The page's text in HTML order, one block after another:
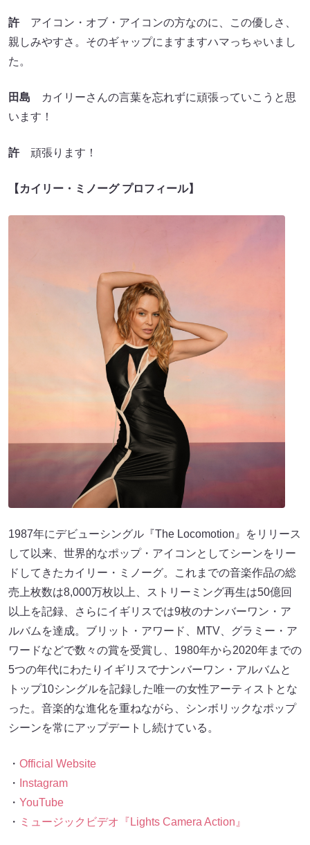
許アイコン・オブ・アイコンの方なのに、この優しさ、
親しみやすさ。そのギャップにますますハマっちゃいまし
た。
田島 カイリーさんの言葉を忘れずに頑張っていこうと思
います！
許頑張ります！
【カイリー・ミノーグ プロフィール】
1987年にデビューシングル『The Locomotion』をリリース
して以来、世界的なポップ・アイコンとしてシーンをリー
ドしてきたカイリー・ミノーグ。これまでの音楽作品の総
売上枚数は8,000万枚以上、ストリーミング再生は50億回
以上を記録、さらにイギリスでは9枚のナンバーワン・ア
ルバムを達成。ブリット・アワード、MTV、グラミー・ア
ワードなどで数々の賞を受賞し、1980年から2020年までの
5つの年代にわたりイギリスでナンバーワン・アルバムと
トップ10シングルを記録した唯一の女性アーティストとな
った。音楽的な進化を重ねながら、シンボリックなポップ
シーンを常にアップデートし続けている。
・ Official Website
・
Instagram
・ YouTube
・ ミュージックビデオ『Lights Camera Action』